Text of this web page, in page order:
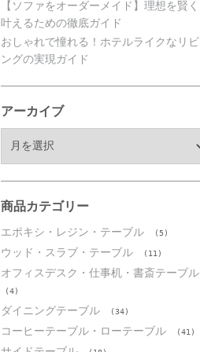
【ソファをオーダーメイド】理想を賢く
叶えるための徹底ガイド
おしゃれで憧れる！ホテルライクなリビ
ングの実現ガイド
アーカイブ
ブ
商品カテゴリー
エポキシ・レジン・テーブル (5)
ウッド・スラブ・テーブル (11)
オフィスデスク・仕事机・書斎テーブル
(4)
ダイニングテーブル (34)
コーヒーテーブル・ローテーブル (41)